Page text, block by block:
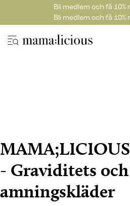
Bli medlem och få
Bli medlem och få
MAMA;LICIOUS
- Graviditets och
amningskläder